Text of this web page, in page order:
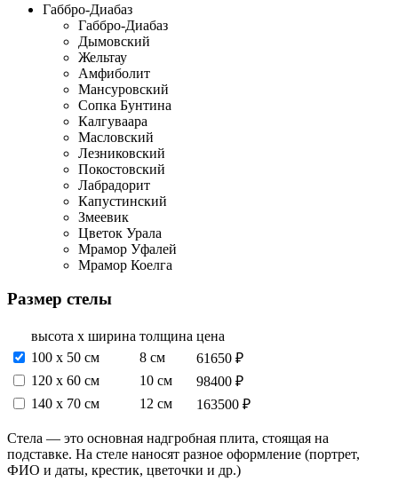
Габбро-Диабаз
Габбро-Диабаз
Дымовский
Жельтау
Амфиболит
Мансуровский
Сопка Бунтина
Калгуваара
Масловский
Лезниковский
Покостовский
Лабрадорит
Капустинский
Змеевик
Цветок Урала
Мрамор Уфалей
Мрамор Коелга
Размер стелы
высота х ширина толщина цена
100 x 50 см
8 см
61650 ₽
120 х 60 см
10 см
98400 ₽
140 х 70 см
12 см 163500 ₽
Стела — это основная надгробная плита, стоящая на
подставке. На стеле наносят разное оформление (портрет,
ФИО и даты, крестик, цветочки и др.)